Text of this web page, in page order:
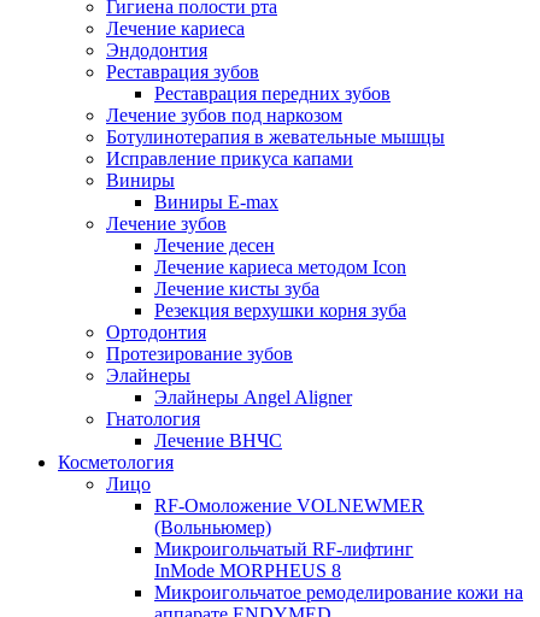
Гигиена полости рта
Лечение кариеса
Эндодонтия
Реставрация зубов
Реставрация передних зубов
Лечение зубов под наркозом
Ботулинотерапия в жевательные мышцы
Исправление прикуса капами
Виниры
Виниры E-max
Лечение зубов
Лечение десен
Лечение кариеса методом Icon
Лечение кисты зуба
Резекция верхушки корня зуба
Ортодонтия
Протезирование зубов
Элайнеры
Элайнеры Angel Aligner
Гнатология
Лечение ВНЧС
Косметология
Лицо
RF-Омоложение VOLNEWMER
(Вольньюмер)
Микроигольчатый RF-лифтинг
InMode MORPHEUS 8
Микроигольчатое ремоделирование кожи на